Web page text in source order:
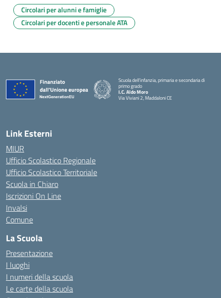
Circolari per alunni e famiglie
Circolari per docenti e personale ATA
Scuola dell’infanzia, primaria e secondaria di
primo grado
I.C. Aldo Moro
Via Viviani 2, Maddaloni CE
Link Esterni
MIUR
Ufficio Scolastico Regionale
Ufficio Scolastico Territoriale
Scuola in Chiaro
Iscrizioni On Line
Invalsi
Comune
La Scuola
Presentazione
I luoghi
I numeri della scuola
Le carte della scuola